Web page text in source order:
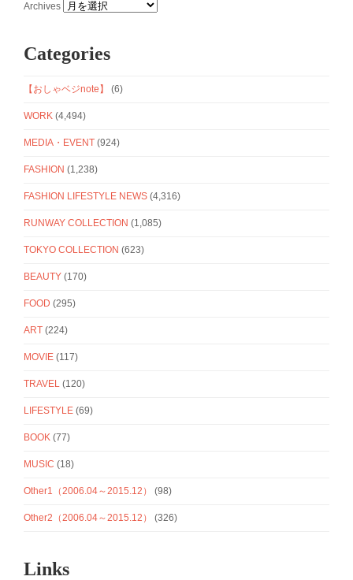
Archives
Categories
【おしゃベジnote】 (6)
WORK (4,494)
MEDIA・EVENT (924)
FASHION (1,238)
FASHION LIFESTYLE NEWS (4,316)
RUNWAY COLLECTION (1,085)
TOKYO COLLECTION (623)
BEAUTY (170)
FOOD (295)
ART (224)
MOVIE (117)
TRAVEL (120)
LIFESTYLE (69)
BOOK (77)
MUSIC (18)
Other1（2006.04～2015.12） (98)
Other2（2006.04～2015.12） (326)
Links